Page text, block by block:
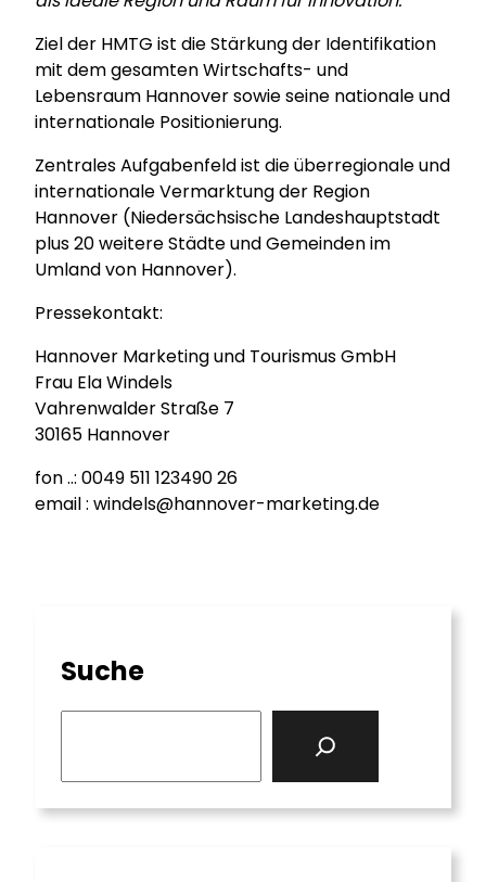
Ziel der HMTG ist die Stärkung der Identifikation
mit dem gesamten Wirtschafts- und
Lebensraum Hannover sowie seine nationale und
internationale Positionierung.
Zentrales Aufgabenfeld ist die überregionale und
internationale Vermarktung der Region
Hannover (Niedersächsische Landeshauptstadt
plus 20 weitere Städte und Gemeinden im
Umland von Hannover).
Pressekontakt:
Hannover Marketing und Tourismus GmbH
Frau Ela Windels
Vahrenwalder Straße 7
30165 Hannover
fon ..: 0049 511 123490 26
email : windels@hannover-marketing.de
Suche